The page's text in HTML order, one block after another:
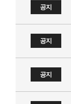
공지
공지
공지